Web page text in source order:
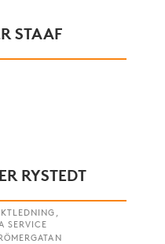
STAAF
RYSTEDT
SERVICE